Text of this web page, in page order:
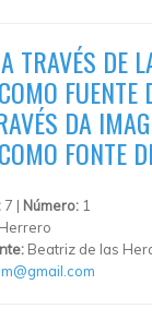
TRAVÉS DE
DA
FONTE
7 | Número: 1
Beatriz de las